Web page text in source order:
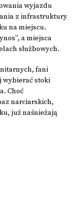
wyjazdu
z infrastruktury
na miejscu.
a miejsca
służbowych.
fani
wybierać stoki
Choć
narciarskich,
już naśnieżają